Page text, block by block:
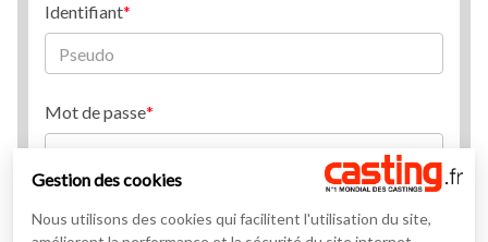
Identifiant
Mot de passe
Gestion des cookies
Nous utilisons des cookies qui facilitent l'utilisation du site,